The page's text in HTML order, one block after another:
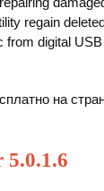
regain
from digital
на
5.0.1.6